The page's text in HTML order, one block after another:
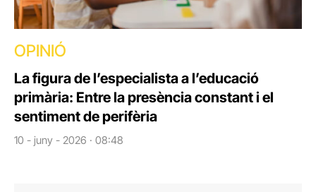
OPINIÓ
La figura de l’especialista a l’educació
primària: Entre la presència constant i el
sentiment de perifèria
10 - juny - 2026 · 08:48